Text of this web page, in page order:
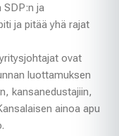
SDP:n ja
ja pitää yhä rajat
ovat
luottamuksen
kansanedustajiin,
ainoa apu